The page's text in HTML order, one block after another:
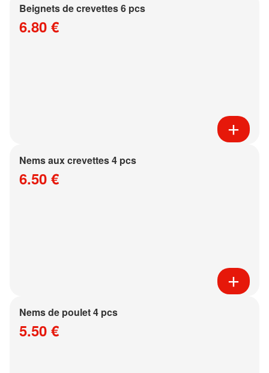
Beignets de crevettes 6 pcs
6.80 €
Nems aux crevettes 4 pcs
6.50 €
Nems de poulet 4 pcs
5.50 €